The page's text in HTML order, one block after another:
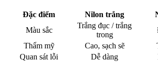
Đặc điểm Nilon trắng
Màu sắc
Trắng đục / trắng
trong
Thẩm mỹ
Cao, sạch sẽ
Quan sát lỗi
Dễ dàng